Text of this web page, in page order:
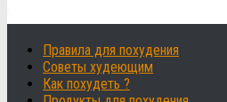
Правила для похудения
Советы худеющим
Как похудеть ?